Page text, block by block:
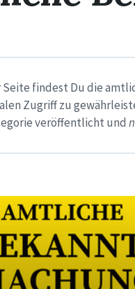
Seite findest Du die
Zugriff zu
veröffentlicht und